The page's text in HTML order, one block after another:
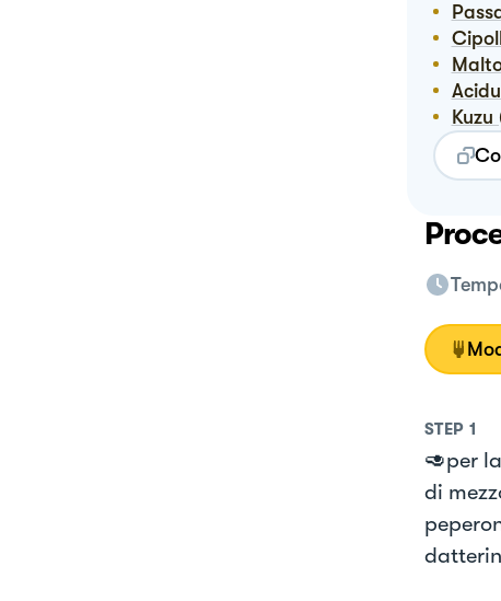
STEP 1
🥑per
di